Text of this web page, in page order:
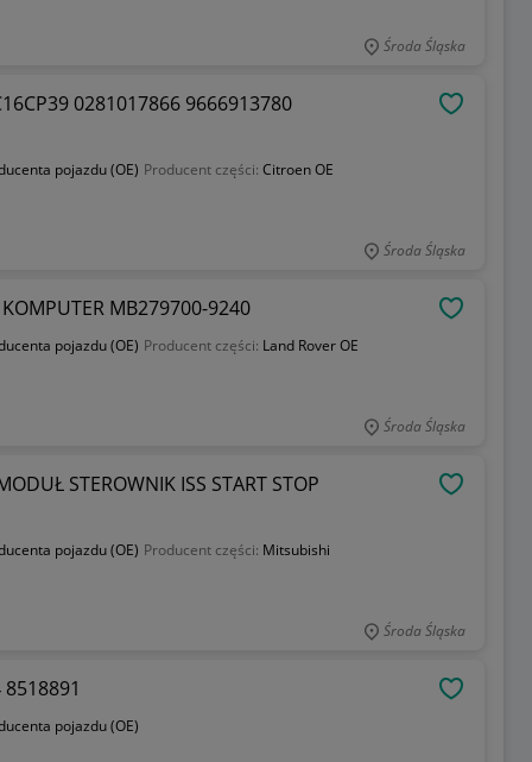
Środa Śląska
0281017866 9666913780
pojazdu (OE) Producent części: Citroen OE
Środa Śląska
MB279700-9240
pojazdu (OE) Producent części: Land Rover OE
Środa Śląska
STEROWNIK ISS START STOP
pojazdu (OE) Producent części: Mitsubishi
Środa Śląska
pojazdu (OE)